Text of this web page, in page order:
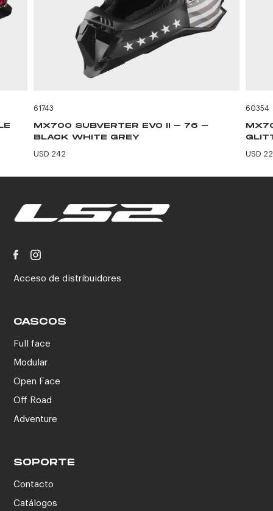
61743
MX700 SUBVERTER EVO II - 76 -
BLACK WHITE GREY
USD 242
60354
USD
Acceso de distribuidores
CASCOS
Full face
Modular
Open Face
Off Road
Adventure
SOPORTE
Contacto
Catálogos